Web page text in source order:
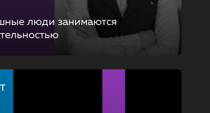
люди занимаются